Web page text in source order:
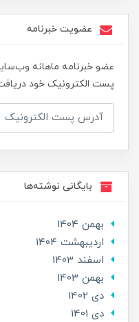
عضویت خبرنامه
عضو خبرنامه ماهانه
پست الکترونیک خود
بایگانی نوشته‌ها
بهمن 1404
ارديبهشت 1404
اسفند 1403
بهمن 1403
دی 1402
دی 1401